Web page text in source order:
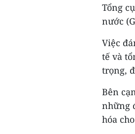
Tổng
nước
Việc
tế và
trọng,
Bên
những
hóa